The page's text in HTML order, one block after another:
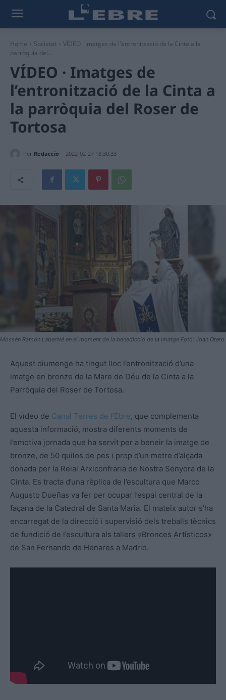
Home Societat
VÍDEO · Imatges de l'entronització de la Cinta a la
parròquia del...
VÍDEO · Imatges de
l’entronització de la Cinta a
la parròquia del Roser de
Tortosa
Per Redaccio 2022-02-27 18:30:33
Mossén Ramón Labernié en el moment de la benedicció de la imatge Foto: Joan Otero
Aquest diumenge ha tingut lloc l’entronització d’una
imatge en bronze de la Mare de Déu de la Cinta a la
Parròquia del Roser de Tortosa.
El vídeo de Canal Terres de l’Ebre, que complementa
aquesta informació, mostra diferents moments de
l’emotiva jornada que ha servit per a beneir la imatge de
bronze, de 50 quilos de pes i prop d’un metre d’alçada
donada per la Reial Arxiconfraria de Nostra Senyora de la
Cinta. Es tracta d’una rèplica de l’escultura que Marco
Augusto Dueñas va fer per ocupar l’espai central de la
façana de la Catedral de Santa Maria. El mateix autor s’ha
encarregat de la direcció i supervisió dels treballs tècnics
de fundició de l’escultura als tallers «Bronces Artísticos»
de San Fernando de Henares a Madrid.